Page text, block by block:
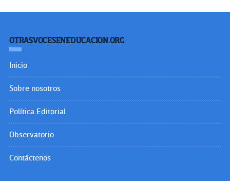
OTRASVOCESENEDUCACION.ORG
Inicio
Sobre nosotros
Política Editorial
Observatorio
Contáctenos